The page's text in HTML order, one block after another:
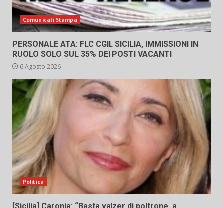
Comunicati Stampa
PERSONALE ATA: FLC CGIL SICILIA, IMMISSIONI IN
RUOLO SOLO SUL 35% DEI POSTI VACANTI
6 Agosto 2026
Politica
[Sicilia] Caronia: “Basta valzer di poltrone, a